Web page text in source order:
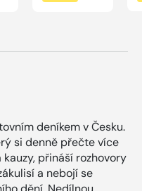
deníkem v Česku.
si denně přečte více
přináší rozhovory
a nebojí se